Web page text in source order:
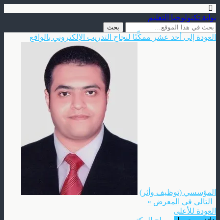
بوابة تكنولوجيا التعليم
العودة إلى أحد عشر ممكِّنًا لنجاح التدريب الإلكتروني بالواقع
المؤسسي (توظيف وأثر)
التالي في المعرض »
العودة للأعلى